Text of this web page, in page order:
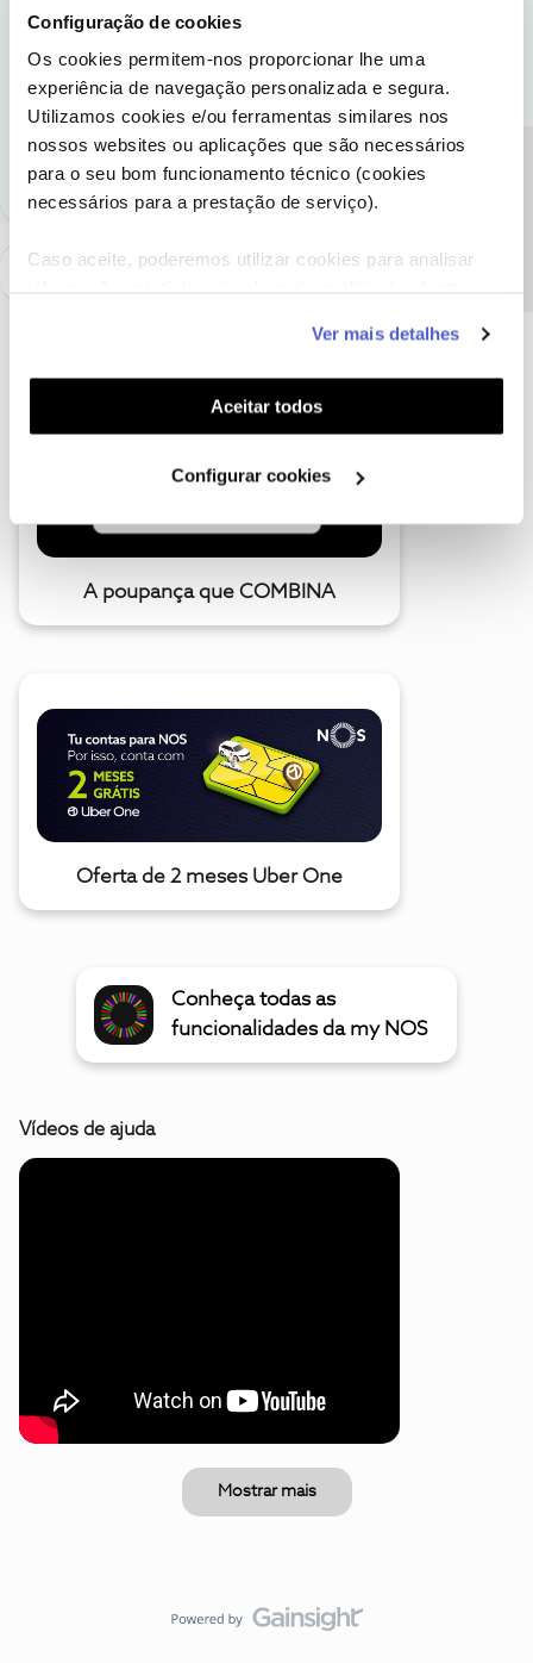
Configuração de cookies
Os cookies permitem-nos proporcionar lhe uma
experiência de navegação personalizada e segura.
Utilizamos cookies e/ou ferramentas similares nos
nossos websites ou aplicações que são necessários
para o seu bom funcionamento técnico (cookies
necessários para a prestação de serviço).
Caso aceite, poderemos utilizar cookies para analisar
funcionalidades (cookies de personalização e
funcionalidade) e adaptar anúncios aos seus interesses
(cookies de publicidade personalizada). Pode gerir a
utilização dos cookies clicando em "Configurar
Ver mais detalhes
Aceitar todos
Configurar cookies
Recomendo que contacte a Linha de Apoio ou então ir a uma Loja
NOS.
V 2 pessoas gostaram
A poupança que COMBINA
Oferta de 2 meses Uber One
Conheça todas as
funcionalidades da my NOS
Vídeos de ajuda
Mostrar mais